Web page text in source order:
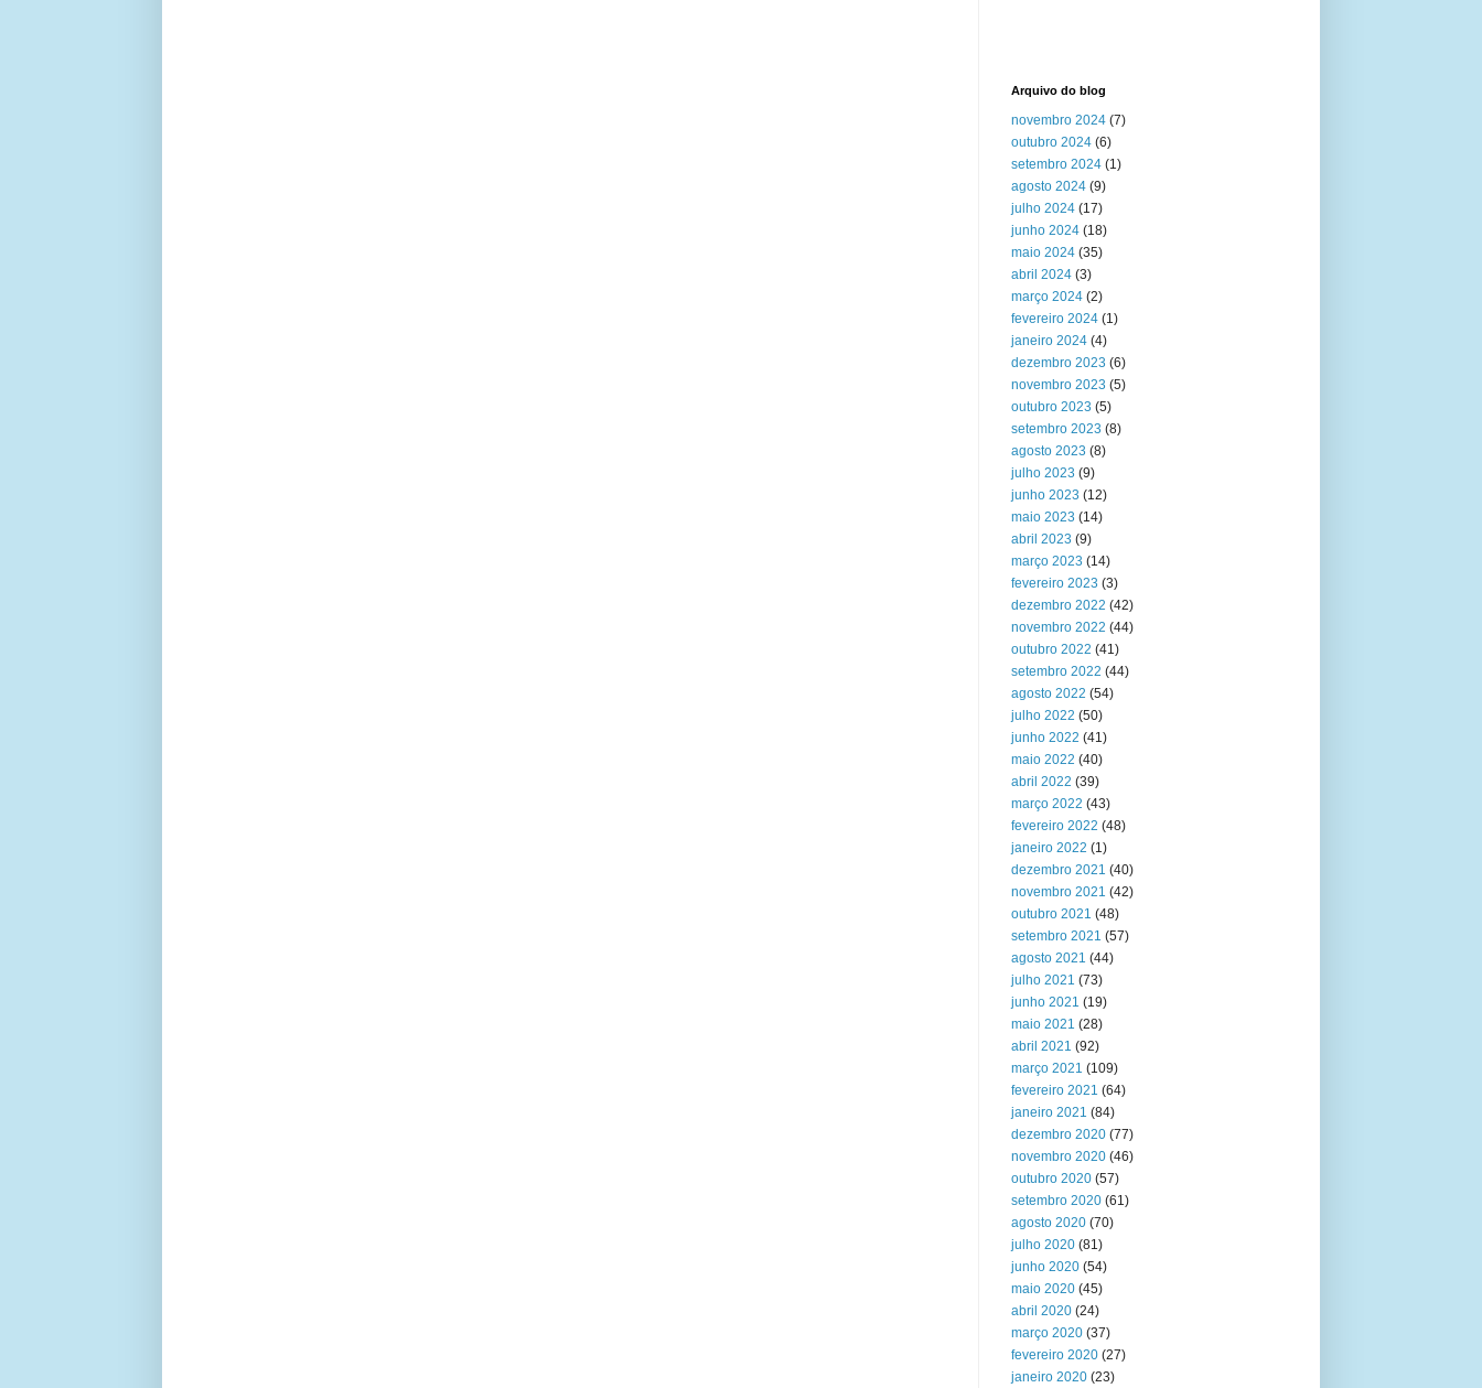
Arquivo do blog
novembro 2024 (7)
outubro 2024 (6)
setembro 2024 (1)
agosto 2024 (9)
julho 2024 (17)
junho 2024 (18)
maio 2024 (35)
abril 2024 (3)
março 2024 (2)
fevereiro 2024 (1)
janeiro 2024 (4)
dezembro 2023 (6)
novembro 2023 (5)
outubro 2023 (5)
setembro 2023 (8)
agosto 2023 (8)
julho 2023 (9)
junho 2023 (12)
maio 2023 (14)
abril 2023 (9)
março 2023 (14)
fevereiro 2023 (3)
dezembro 2022 (42)
novembro 2022 (44)
outubro 2022 (41)
setembro 2022 (44)
agosto 2022 (54)
julho 2022 (50)
junho 2022 (41)
maio 2022 (40)
abril 2022 (39)
março 2022 (43)
fevereiro 2022 (48)
janeiro 2022 (1)
dezembro 2021 (40)
novembro 2021 (42)
outubro 2021 (48)
setembro 2021 (57)
agosto 2021 (44)
julho 2021 (73)
junho 2021 (19)
maio 2021 (28)
abril 2021 (92)
março 2021 (109)
fevereiro 2021 (64)
janeiro 2021 (84)
dezembro 2020 (77)
novembro 2020 (46)
outubro 2020 (57)
setembro 2020 (61)
agosto 2020 (70)
julho 2020 (81)
junho 2020 (54)
maio 2020 (45)
abril 2020 (24)
março 2020 (37)
fevereiro 2020 (27)
janeiro 2020 (23)